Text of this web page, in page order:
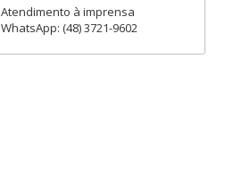
Atendimento à imprensa
WhatsApp: (48) 3721-9602